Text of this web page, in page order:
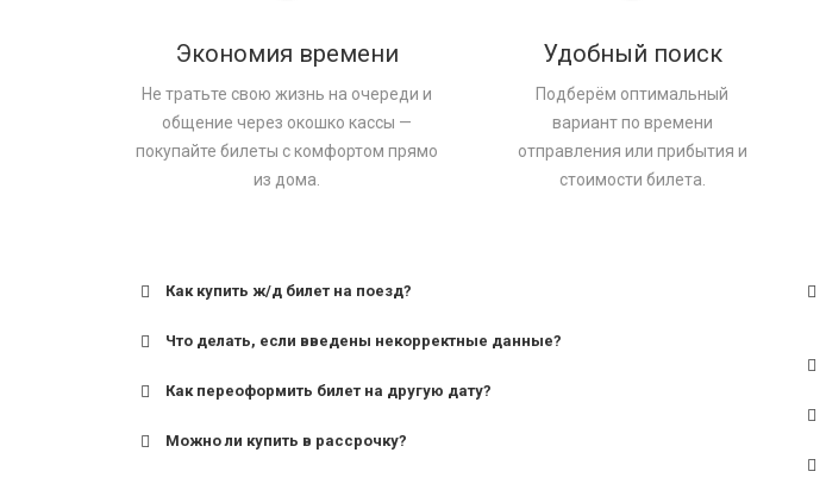
Экономия времени
Не тратьте свою жизнь на очереди и
общение через окошко кассы —
покупайте билеты с комфортом прямо
из дома.
Удобный поиск
Подберём оптимальный
вариант по времени
отправления или прибытия и
стоимости билета.
Как купить ж/д билет на поезд?
Что делать, если введены некорректные данные?
Как переоформить билет на другую дату?
Можно ли купить в рассрочку?